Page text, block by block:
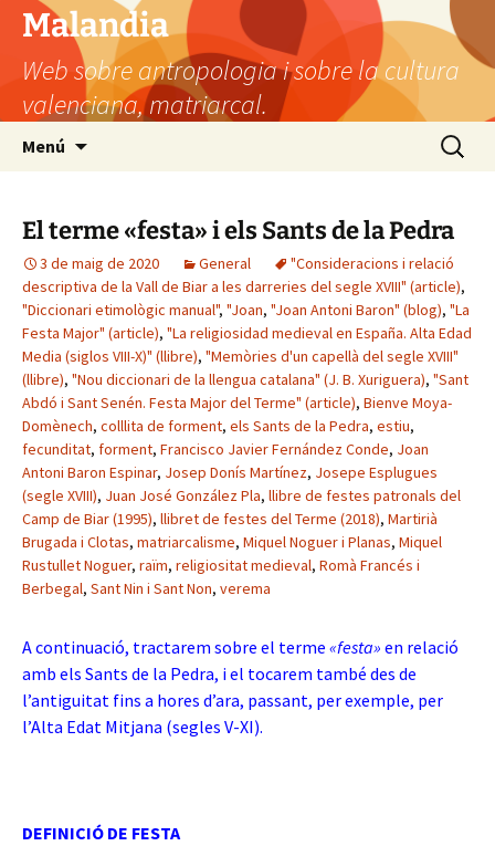
Vés
contingut
Malandia
Web sobre antropologia i sobre la cultura
valenciana, matriarcal.
Menú Cerca:
El terme «festa» i els Sants de la Pedra
3 de maig de 2020 General
"Consideracions i relació
descriptiva de la Vall de Biar a les darreries del segle XVIII" (article),
"Diccionari etimològic manual", "Joan, "Joan Antoni Baron" (blog), "La
Festa Major" (article), "La religiosidad medieval en España. Alta Edad
Media (siglos VIII-X)" (llibre), "Memòries d'un capellà del segle XVIII"
(llibre), "Nou diccionari de la llengua catalana" (J. B. Xuriguera), "Sant
Abdó i Sant Senén. Festa Major del Terme" (article), Bienve Moya-
Domènech, colllita de forment, els Sants de la Pedra, estiu,
fecunditat, forment, Francisco Javier Fernández Conde, Joan
Antoni Baron Espinar, Josep Donís Martínez, Josepe Esplugues
(segle XVIII), Juan José González Pla, llibre de festes patronals del
Camp de Biar (1995), llibret de festes del Terme (2018), Martirià
Brugada i Clotas, matriarcalisme, Miquel Noguer i Planas, Miquel
Rustullet Noguer, raïm, religiositat medieval, Romà Francés i
Berbegal, Sant Nin i Sant Non, verema
A continuació, tractarem sobre el terme «festa» en relació
amb els Sants de la Pedra, i el tocarem també des de
l’antiguitat fins a hores d’ara, passant, per exemple, per
l’Alta Edat Mitjana (segles V-XI).
DEFINICIÓ DE FESTA